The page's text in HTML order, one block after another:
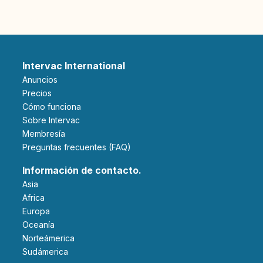
Intervac International
Anuncios
Precios
Cómo funciona
Sobre Intervac
Membresía
Preguntas frecuentes (FAQ)
Información de contacto.
Asia
Africa
Europa
Oceanía
Norteámerica
Sudámerica